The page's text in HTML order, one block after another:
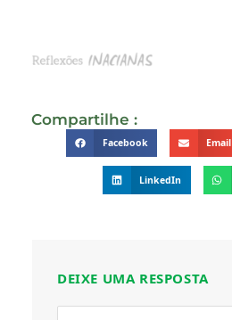
Compartilhe :
Facebook Email
LinkedIn
DEIXE UMA RESPOSTA